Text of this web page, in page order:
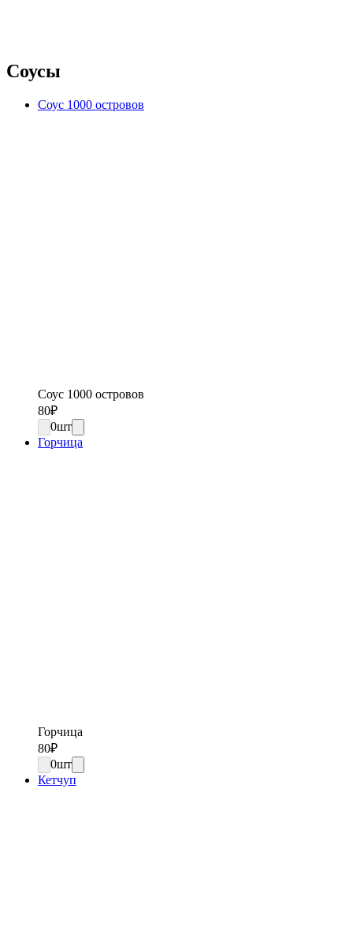
Соусы
Соус 1000 островов
Соус 1000 островов
80₽
0шт
Горчица
Горчица
80₽
0шт
Кетчуп